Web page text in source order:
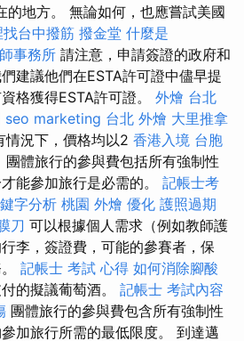
的地方。 無論如何，也應嘗試美國
找台中撥筋 撥金堂 什麼是
事務所 請注意，申請簽證的政府和
建議他們在ESTA許可證中儘早提
格獲得ESTA許可證。 外燴 台北
seo marketing 台北 外燴 大里推拿
情況下，價格均以2 香港入境 台胞
體旅行的參與費包括所有強制性
能參加旅行是必需的。 記帳士考
字分析 桃園 外燴 優化 護照過期
刀 可以根據個人需求（例如教師護
李，簽證費，可能的參賽者，保
記帳士 考試 心得 如何消除腳酸
的擬議葡萄酒。 記帳士 考試內容
團體旅行的參與費包含所有強制性
加旅行所需的最低限度。 到達邁